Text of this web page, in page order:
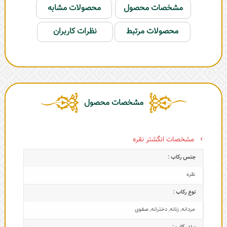
مشخصات محصول
محصولات مشابه
محصولات مرتبط
نظرات کاربران
مشخصات محصول
مشخصات انگشتر نقره
جنس رکاب :
نقره
نوع رکاب :
مردانه,زنانه,دخترانه,صفوی